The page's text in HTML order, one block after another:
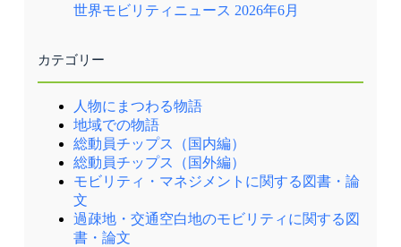
世界モビリティニュース 2026年6月
カテゴリー
人物にまつわる物語
地域での物語
総動員チップス（国内編）
総動員チップス（国外編）
モビリティ・マネジメントに関する図書・論
文
過疎地・交通空白地のモビリティに関する図
書・論文